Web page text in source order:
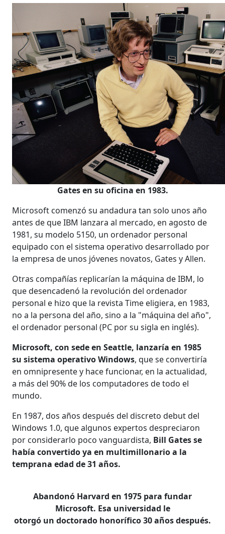
Gates en su oficina en 1983.
Microsoft comenzó su andadura tan solo unos año
antes de que IBM lanzara al mercado, en agosto de
1981, su modelo 5150, un ordenador personal
equipado con el sistema operativo desarrollado por
la empresa de unos jóvenes novatos, Gates y Allen.
Otras compañías replicarían la máquina de IBM, lo
que desencadenó la revolución del ordenador
personal e hizo que la revista Time eligiera, en 1983,
no a la persona del año, sino a la "máquina del año",
el ordenador personal (PC por su sigla en inglés).
Microsoft, con sede en Seattle, lanzaría en 1985
su sistema operativo Windows, que se convertiría
en omnipresente y hace funcionar, en la actualidad,
a más del 90% de los computadores de todo el
mundo.
En 1987, dos años después del discreto debut del
Windows 1.0, que algunos expertos despreciaron
por considerarlo poco vanguardista, Bill Gates se
había convertido ya en multimillonario a la
temprana edad de 31 años.
Abandonó Harvard en 1975 para fundar
Microsoft. Esa universidad le
otorgó un doctorado honorífico 30 años después.